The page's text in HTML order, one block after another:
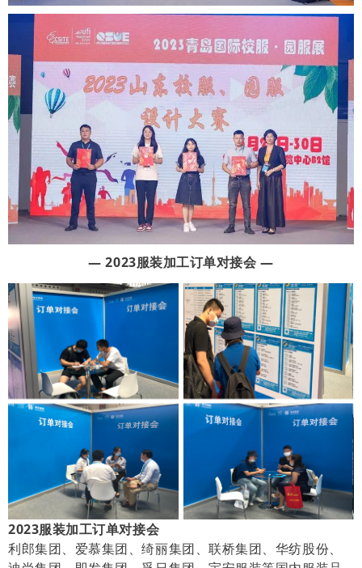
— 2023服装加工订单对接会 —
2023服装加工订单对接会
利郎集团、爱慕集团、绮丽集团、联桥集团、华纺股份、